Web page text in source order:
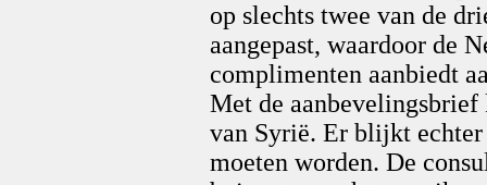
op slechts twee van de
aangepast, waardoor de
complimenten aanbiedt
Met de aanbevelingsbrief
van Syrië. Er blijkt echter
moeten worden. De